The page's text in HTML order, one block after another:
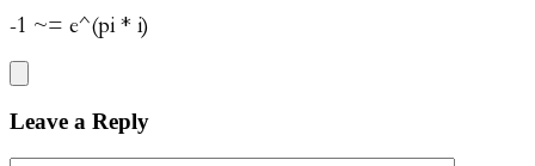
-1 ~= e^(pi * i)
Leave a Reply